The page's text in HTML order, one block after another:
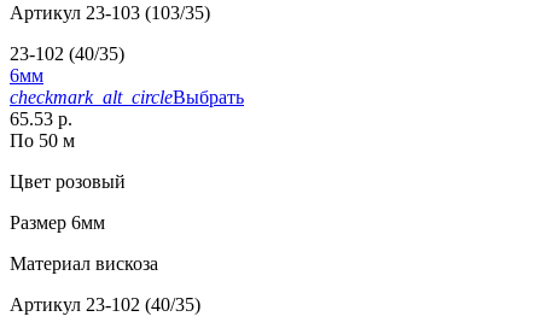
Артикул 23-103 (103/35)
23-102 (40/35)
6мм
checkmark_alt_circleВыбрать
65.53 р.
По 50 м
Цвет розовый
Размер 6мм
Материал вискоза
Артикул 23-102 (40/35)